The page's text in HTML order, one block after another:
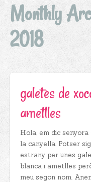
Monthly
2018
galetes de
ametlles
Hola, em dic
la canyella. Potser
estrany per unes
blanca i ametlles
meu segon nom.